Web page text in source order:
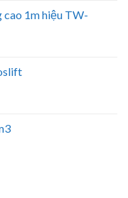
cao 1m hiệu TW-